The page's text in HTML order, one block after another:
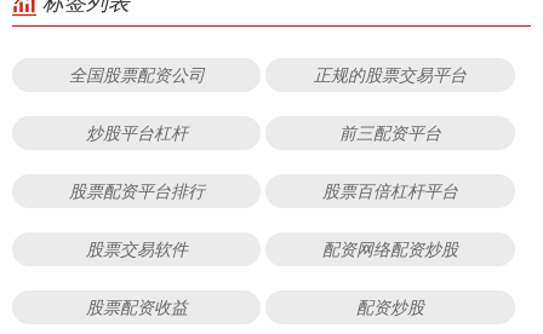
全国股票配资公司 正规的股票交易平台
炒股平台杠杆 前三配资平台
股票配资平台排行 股票百倍杠杆平台
股票交易软件 配资网络配资炒股
股票配资收益 配资炒股